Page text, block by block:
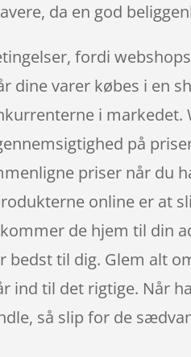
da en god
fordi
dine varer købes i en
i
på
priser når du
online er at
de hjem til din
til dig. Glem alt
ind til det rigtige. Når
så slip for de